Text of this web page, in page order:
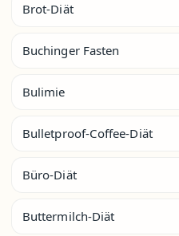
Brot-Diät
Buchinger Fasten
Bulimie
Bulletproof-Coffee-Diät
Büro-Diät
Buttermilch-Diät